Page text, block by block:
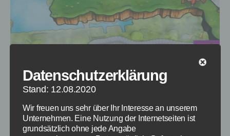
Groove - Bildquelle: Humanature Studios /
Kickstarter
Über 500.000 Dollar hat das Spiel ToeJam and
Earl Back in the Groove über Kickstarter
Datenschutzerklärung
Stand: 12.08.2020
Wir freuen uns sehr über Ihr Interesse an unserem
Unternehmen. Eine Nutzung der Internetseiten ist
grundsätzlich ohne jede Angabe